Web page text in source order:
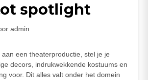
spotlight
admin
een theaterproductie, stel je je
decors, indrukwekkende kostuums en
voor. Dit alles valt onder het domein